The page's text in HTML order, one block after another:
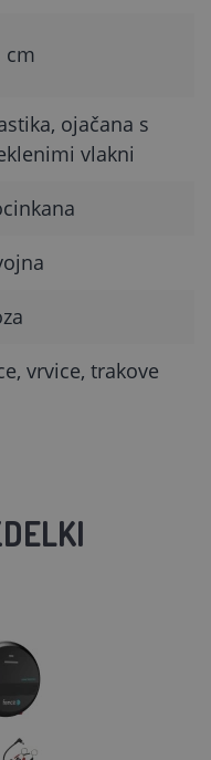
cm
ojačana s
vlakni
vrvice, trakove